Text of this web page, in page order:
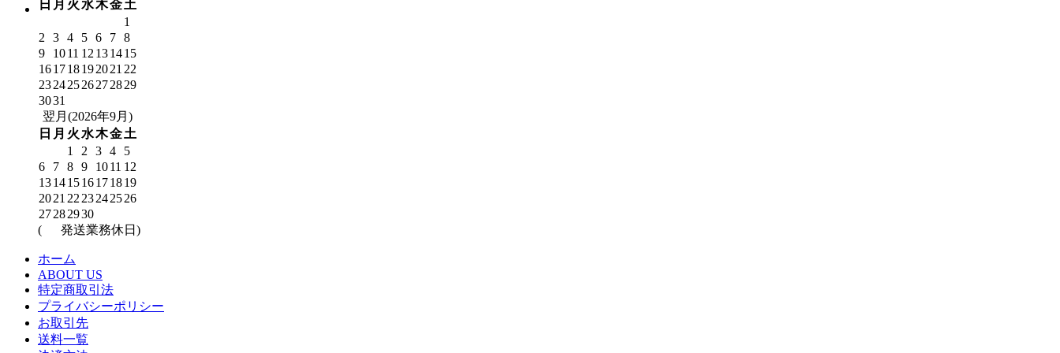
日 月 火 水木金土
1
2
3 4 5 6 7 8
9
1011 12 131415
161718192021 22
23242526272829
3031
翌月(2026年9月)
日 月 火 水木金土
1
2 3 4
5
6
7 8 9 1011 12
13141516171819
2021 22 23242526
27282930
(
発送業務休日)
ホーム
ABOUT US
特定商取引法
プライバシーポリシー
お取引先
送料一覧